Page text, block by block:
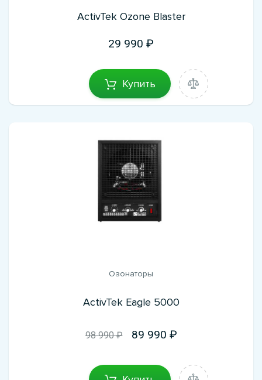
ActivTek Ozone Blaster
29 990
Купить
Озонаторы
ActivTek Eagle 5000
98 990 ₽ 89 990